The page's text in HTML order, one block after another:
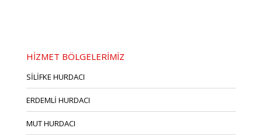
HİZMET BÖLGELERİMİZ
SİLİFKE HURDACI
ERDEMLİ HURDACI
MUT HURDACI